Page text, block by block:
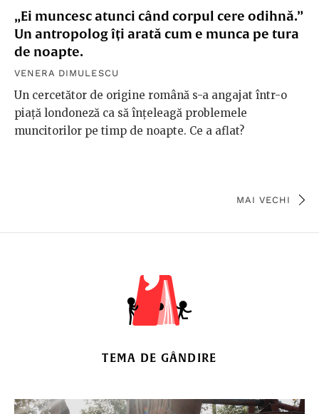
„Ei muncesc atunci când corpul cere odihnă.”
Un antropolog îți arată cum e munca pe tura
de noapte.
VENERA DIMULESCU
Un cercetător de origine română s-a angajat într-o
piață londoneză ca să înțeleagă problemele
muncitorilor pe timp de noapte. Ce a aflat?
MAI VECHI
TEMA DE GÂNDIRE